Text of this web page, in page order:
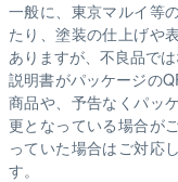
一般に、東京マルイ等
たり、塗装の仕上げや
ありますが、不良品で
説明書がパッケージの
商品や、予告なくパッ
更となっている場合が
っていた場合はご対応
す。